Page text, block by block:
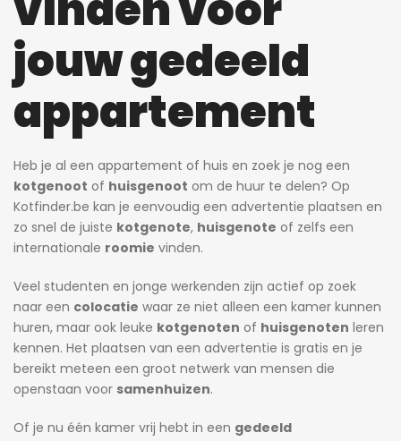
jouw gedeeld
appartement
Heb je al een appartement of huis en zoek je nog een
kotgenoot of huisgenoot om de huur te delen? Op
Kotfinder.be kan je eenvoudig een advertentie plaatsen en
zo snel de juiste kotgenote, huisgenote of zelfs een
internationale roomie vinden.
Veel studenten en jonge werkenden zijn actief op zoek
naar een colocatie waar ze niet alleen een kamer kunnen
huren, maar ook leuke kotgenoten of huisgenoten leren
kennen. Het plaatsen van een advertentie is gratis en je
bereikt meteen een groot netwerk van mensen die
openstaan voor samenhuizen.
Of je nu één kamer vrij hebt in een gedeeld